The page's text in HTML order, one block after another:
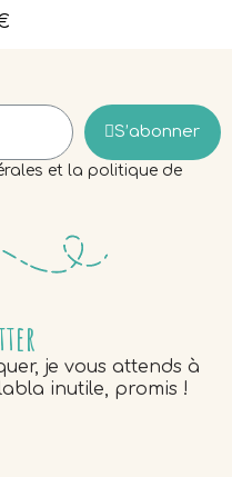
S’abonner
et la politique de
je vous attends à
inutile, promis !